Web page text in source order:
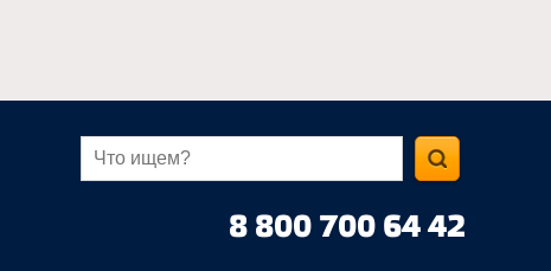
8 800 700 64 42